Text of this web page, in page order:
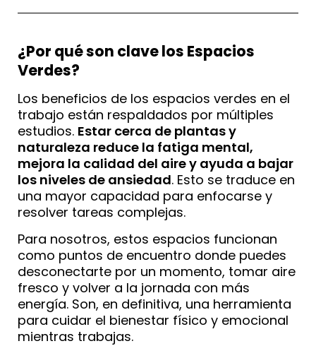
¿Por qué son clave los Espacios
Verdes?
Los beneficios de los espacios verdes en el
trabajo están respaldados por múltiples
estudios. Estar cerca de plantas y
naturaleza reduce la fatiga mental,
mejora la calidad del aire y ayuda a bajar
los niveles de ansiedad. Esto se traduce en
una mayor capacidad para enfocarse y
resolver tareas complejas.
Para nosotros, estos espacios funcionan
como puntos de encuentro donde puedes
desconectarte por un momento, tomar aire
fresco y volver a la jornada con más
energía. Son, en definitiva, una herramienta
para cuidar el bienestar físico y emocional
mientras trabajas.